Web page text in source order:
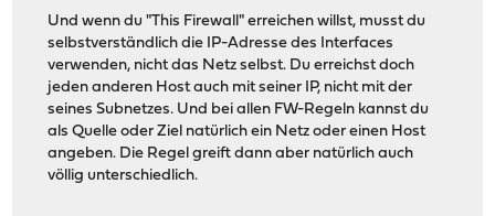
Und wenn du "This Firewall" erreichen willst, musst du
selbstverständlich die IP-Adresse des Interfaces
verwenden, nicht das Netz selbst. Du erreichst doch
jeden anderen Host auch mit seiner IP, nicht mit der
seines Subnetzes. Und bei allen FW-Regeln kannst du
als Quelle oder Ziel natürlich ein Netz oder einen Host
angeben. Die Regel greift dann aber natürlich auch
völlig unterschiedlich.